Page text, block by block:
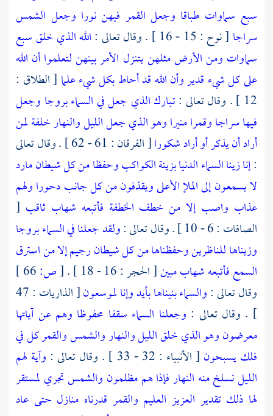
سبع سماوات طباقا وجعل القمر فيهن نورا وجعل الشمس
سراجا [ نوح : 15 - 16 ] . وقال تعالى :
الله الذي خلق سبع
سماوات ومن الأرض مثلهن يتنزل الأمر بينهن لتعلموا أن الله
على كل شيء قدير وأن الله قد أحاط بكل شيء علما [ الطلاق :
12 ] . وقال تعالى :
تبارك الذي جعل في السماء بروجا وجعل
فيها سراجا وقمرا منيرا وهو الذي جعل الليل والنهار خلفة لمن
أراد أن يذكر أو أراد شكورا
[ الفرقان : 61 - 62 ] . وقال تعالى
:إنا زينا السماء الدنيا بزينة الكواكب وحفظا من كل شيطان مارد
لا يسمعون إلى الملإ الأعلى ويقذفون من كل جانب دحورا ولهم
عذاب واصب إلا من خطف الخطفة فأتبعه شهاب ثاقب [
الصافات : 6 - 10 ] . وقال تعالى :
ولقد جعلنا في السماء بروجا
وزيناها للناظرين وحفظناها من كل شيطان رجيم إلا من استرق
السمع فأتبعه شهاب مبين[ الحجر : 16 - 18 ] . [ص:
وقال تعالى :والسماء بنيناها بأيد وإنا لموسعون
[ الذاريات : 47
] . وقال تعالى : وجعلنا السماء سقفا محفوظا وهم عن آياتها
معرضون وهو الذي خلق الليل والنهار والشمس والقمر كل في
فلك يسبحون [ الأنبياء : 32 - 33 ] . وقال تعالى :
وآية لهم
الليل نسلخ منه النهار فإذا هم مظلمون والشمس تجري لمستقر
لها ذلك تقدير العزيز العليم والقمر قدرناه منازل حتى عاد